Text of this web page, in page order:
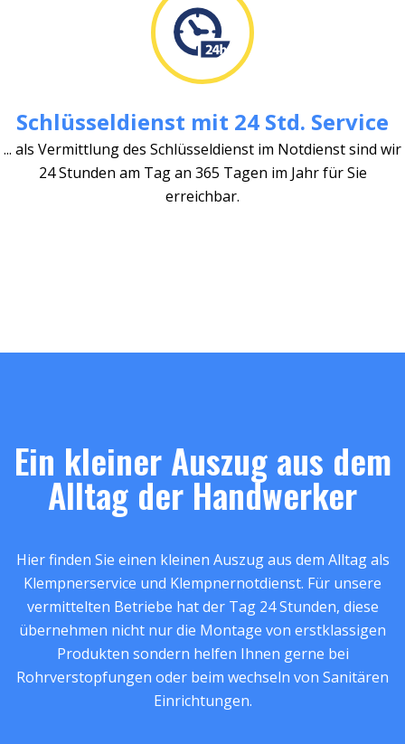
Schlüsseldienst mit 24 Std. Service
... als Vermittlung des Schlüsseldienst im Notdienst sind wir
24 Stunden am Tag an 365 Tagen im Jahr für Sie
erreichbar.
Ein kleiner Auszug aus dem
Alltag der Handwerker
Hier finden Sie einen kleinen Auszug aus dem Alltag als
Klempnerservice und Klempnernotdienst. Für unsere
vermittelten Betriebe hat der Tag 24 Stunden, diese
übernehmen nicht nur die Montage von erstklassigen
Produkten sondern helfen Ihnen gerne bei
Rohrverstopfungen oder beim wechseln von Sanitären
Einrichtungen.